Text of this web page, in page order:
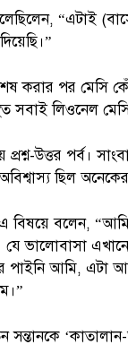
“এটাই
করার পর মেসি
সবাই লিওনেল
উত্তর পর্ব।
ছিল
বিষয়ে বলেন,
ভালোবাসা
পাইনি আমি, এটা
সন্তানকে